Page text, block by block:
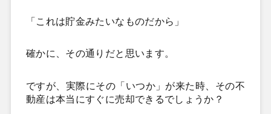
「これは貯金みたいなものだから」
確かに、その通りだと思います。
ですが、実際にその「いつか」が来た時、その不
動産は本当にすぐに売却できるでしょうか？